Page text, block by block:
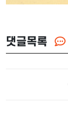
댓글목록